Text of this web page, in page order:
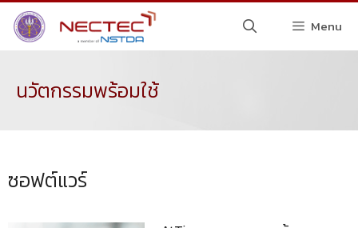
Menu
นวัตกรรมพร้อมใช้
ซอฟต์แวร์